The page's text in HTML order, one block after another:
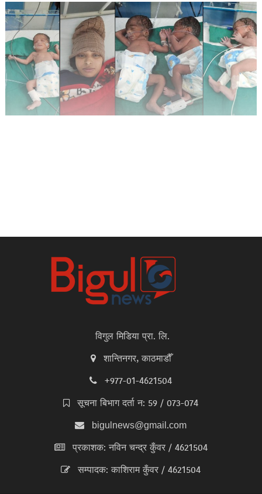
विगुल मिडिया प्रा. लि.
शान्तिनगर, काठमाडौँ
+977-01-4621504
सूचना बिभाग दर्ता न: 59 / 073-074
bigulnews@gmail.com
प्रकाशक: नविन चन्द्र कुँवर / 4621504
सम्पादक: काशिराम कुँवर / 4621504